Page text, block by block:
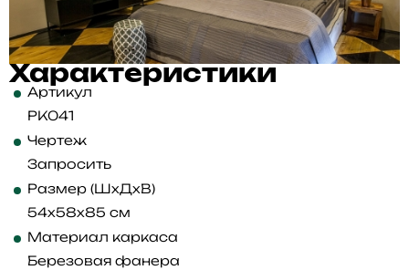
Характеристики
Артикул
PK041
Чертеж
Запросить
Размер (ШхДхВ)
54x58x85 см
Материал каркаса
Березовая фанера